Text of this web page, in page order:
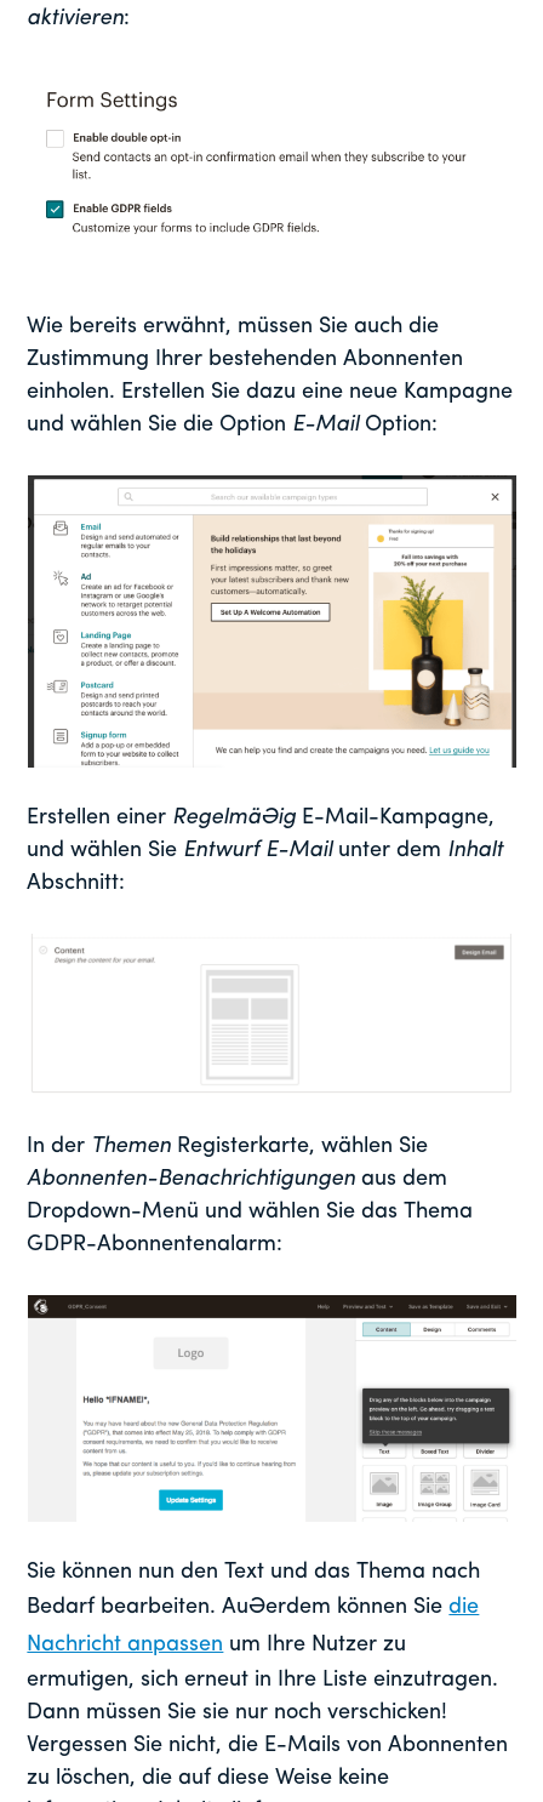
aktivieren:
Wie bereits erwähnt, müssen Sie auch die
Zustimmung Ihrer bestehenden Abonnenten
einholen. Erstellen Sie dazu eine neue Kampagne
und wählen Sie die Option E-MailOption:
Erstellen einer Regelmäßig E-Mail-Kampagne,
und wählen Sie Entwurf E-Mailunter dem Inhalt
Abschnitt:
In der Themen Registerkarte, wählen Sie
Abonnenten-Benachrichtigungen aus dem
Dropdown-Menü und wählen Sie das Thema
GDPR-Abonnentenalarm:
Sie können nun den Text und das Thema nach
Bedarf bearbeiten. Außerdem können Siedie
Nachricht anpassen um Ihre Nutzer zu
ermutigen, sich erneut in Ihre Liste einzutragen.
Dann müssen Sie sie nur noch verschicken!
Vergessen Sie nicht, die E-Mails von Abonnenten
zu löschen, die auf diese Weise keine